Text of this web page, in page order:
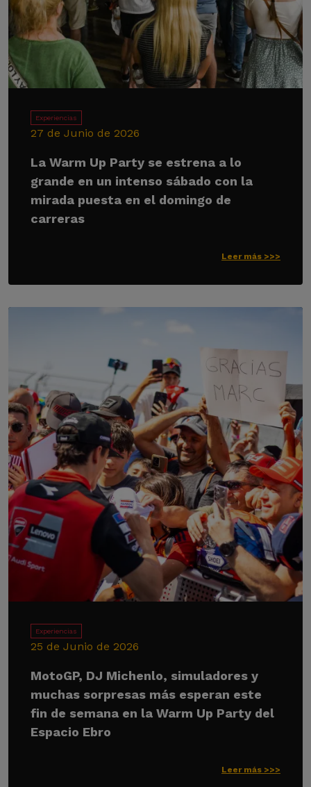
Experiencias
27 de Junio de 2026
La Warm Up Party se estrena a lo
grande en un intenso sábado con la
mirada puesta en el domingo de
carreras
Leer más >>>
Experiencias
25 de Junio de 2026
MotoGP, DJ Michenlo, simuladores y
muchas sorpresas más esperan este
fin de semana en la Warm Up Party del
Espacio Ebro
Leer más >>>